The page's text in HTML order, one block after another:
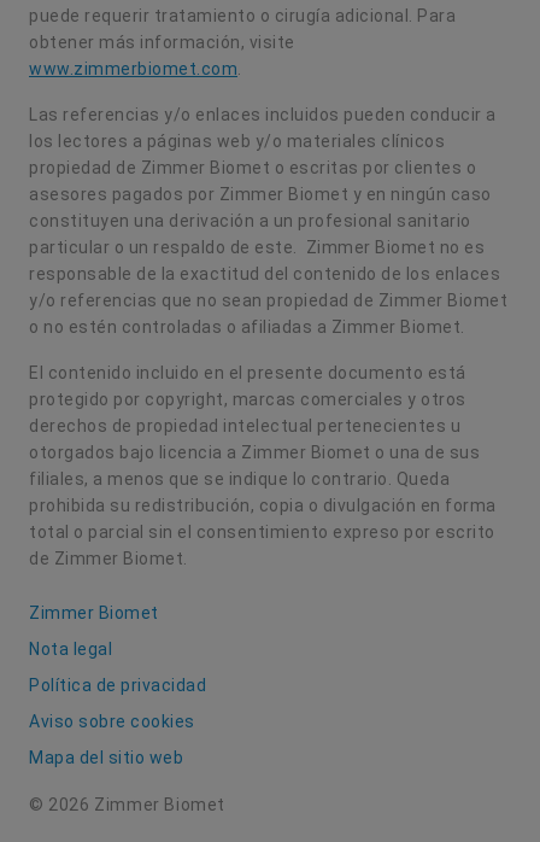
puede requerir tratamiento o cirugía adicional. Para
obtener más información, visite
www.zimmerbiomet.com
Las referencias y/o enlaces incluidos pueden conducir a
los lectores a páginas web y/o materiales clínicos
propiedad de Zimmer Biomet o escritas por clientes o
asesores pagados por Zimmer Biomet y en ningún caso
constituyen una derivación a un profesional sanitario
particular o un respaldo de este. Zimmer Biomet no es
responsable de la exactitud del contenido de los enlaces
y/o referencias que no sean propiedad de Zimmer Biomet
o no estén controladas o afiliadas a Zimmer Biomet.
El contenido incluido en el presente documento está
protegido por copyright, marcas comerciales y otros
derechos de propiedad intelectual pertenecientes u
otorgados bajo licencia a Zimmer Biomet o una de sus
filiales, a menos que se indique lo contrario. Queda
prohibida su redistribución, copia o divulgación en forma
total o parcial sin el consentimiento expreso por escrito
de Zimmer Biomet.
Zimmer Biomet
Nota legal
Política de privacidad
Aviso sobre cookies
Mapa del sitio web
© 2026 Zimmer Biomet